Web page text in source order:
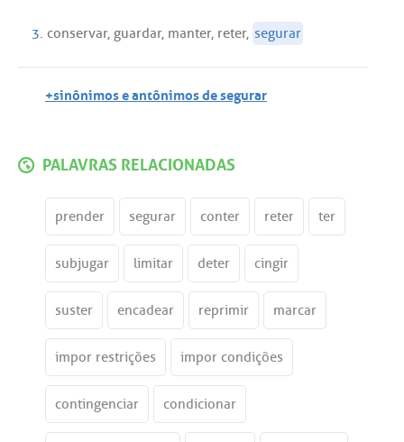
3. conservar, guardar, manter, reter, segurar
+sinônimos e antônimos de segurar
PALAVRAS RELACIONADAS
prender segurar conter reter ter
subjugar limitar deter cingir
suster encadear reprimir marcar
impor restrições impor condições
contingenciar condicionar